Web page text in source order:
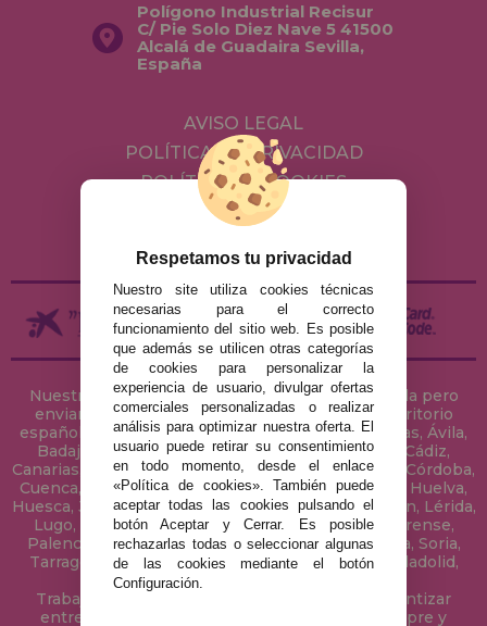
Polígono Industrial Recisur
C/ Pie Solo Diez Nave 5 41500
Alcalá de Guadaira Sevilla,
España
AVISO LEGAL
POLÍTICA DE PRIVACIDAD
POLÍTICA DE COOKIES
ENVÍOS Y DEVOLUCIONES
Nuestra tienda de puzzles está ubicada en Sevilla pero
enviamos tus puzzles a cualquier ciudad del territorio
español: Álava, Albacete, Alicante, Almería, Asturias, Ávila,
Badajoz, Baleares, Barcelona, Burgos, Cáceres, Cádiz,
Canarias, Cantabria, Castellón, Ceuta, Ciudad Real, Córdoba,
Cuenca, Gerona, Granada, Guadalajara, Guipúzcoa, Huelva,
Huesca, Jaén, La Coruña, La Rioja, Las Palmas, Leon, Lérida,
Lugo, Madrid, Málaga, Melilla, Murcia, Navarra, Orense,
Palencia, Pontevedra, Salamanca, Segovia, Sevilla, Soria,
Tarragona, Tenerife, Teruel, Toledo, Valencia, Valladolid,
Vizcaya, Zamora y Zaragoza.
Trabajamos con Stocks permanentes para garantizar
entregas rápidas en territorio peninsular, siempre y
Respetamos tu privacidad
Nuestro site utiliza cookies técnicas
necesarias para el correcto
funcionamiento del sitio web. Es posible
que además se utilicen otras categorías
de cookies para personalizar la
experiencia de usuario, divulgar ofertas
comerciales personalizadas o realizar
análisis para optimizar nuestra oferta. El
usuario puede retirar su consentimiento
en todo momento, desde el enlace
«Política de cookies». También puede
aceptar todas las cookies pulsando el
botón Aceptar y Cerrar. Es posible
rechazarlas todas o seleccionar algunas
de las cookies mediante el botón
Configuración.